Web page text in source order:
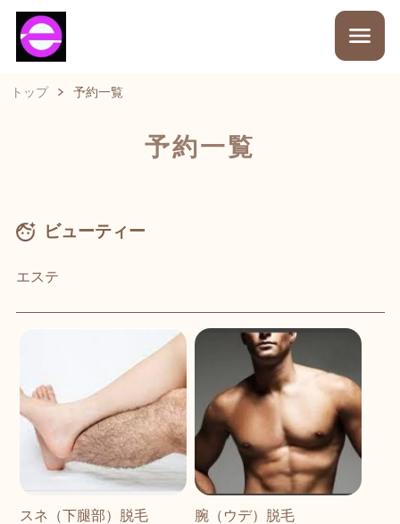
トップ 予約一覧
予約一覧
ビューティー
エステ
スネ（下腿部）脱毛 腕（ウデ）脱毛